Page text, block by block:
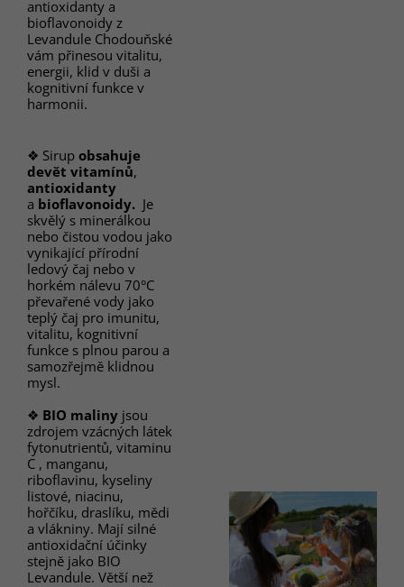
antioxidanty a
bioflavonoidy z
Levandule Chodouňské
vám přinesou vitalitu,
energii, klid v duši a
kognitivní funkce v
harmonii.
❖ Sirup obsahuje
devět vitamínů,
antioxidanty
a bioflavonoidy. Je
skvělý s minerálkou
nebo čistou vodou jako
vynikající přírodní
ledový čaj nebo v
horkém nálevu 70°C
převařené vody jako
teplý čaj pro imunitu,
vitalitu, kognitivní
funkce s plnou parou a
samozřejmě klidnou
mysl.
❖ BIO maliny jsou
zdrojem vzácných látek
fytonutrientů, vitaminu
C , manganu,
riboflavinu, kyseliny
listové, niacinu,
hořčíku, draslíku, mědi
a vlákniny. Mají silné
antioxidační účinky
stejně jako BIO
Levandule. Větší než